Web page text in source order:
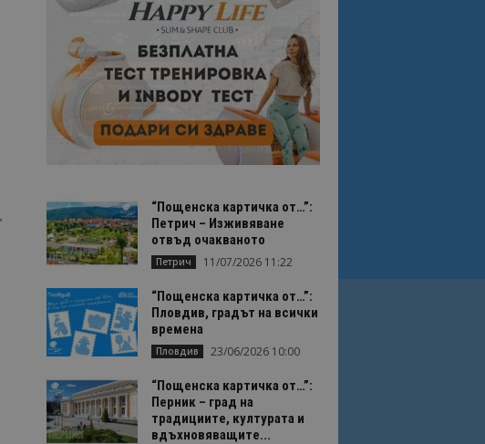
“Пощенска картичка от…”:
Петрич – Изживяване
отвъд очакваното
Петрич 11/07/2026 11:22
“Пощенска картичка от…”:
Пловдив, градът на всички
времена
Пловдив 23/06/2026 10:00
“Пощенска картичка от…”:
Перник – град на
традициите, културата и
вдъхновяващите...